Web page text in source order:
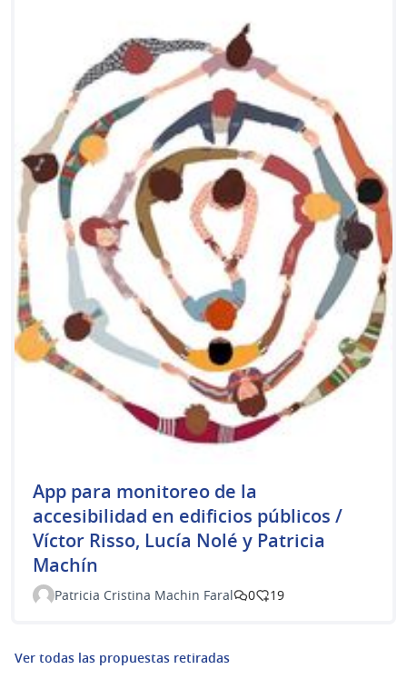
App para monitoreo de la
accesibilidad en edificios públicos /
Víctor Risso, Lucía Nolé y Patricia
Machín
Patricia Cristina Machin Faral 0 19
Ver todas las propuestas retiradas